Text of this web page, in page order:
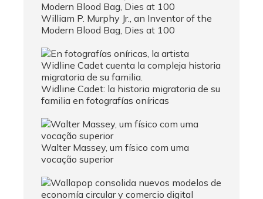
William P. Murphy Jr., an Inventor of the
Modern Blood Bag, Dies at 100
Widline Cadet: la historia migratoria de su
familia en fotografías oníricas
Walter Massey, um físico com uma
vocação superior